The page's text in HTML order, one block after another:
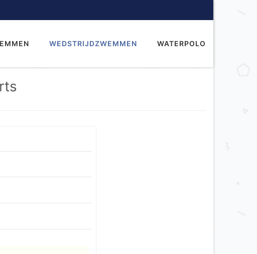
WEDSTRIJDZWEMMEN WATERPOLO